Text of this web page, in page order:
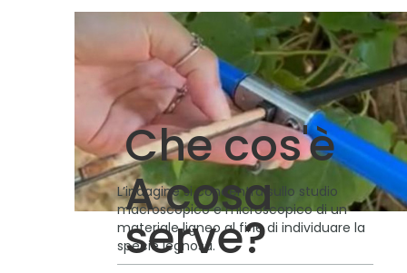
Che cos'è
L’indagine si concentra sullo studio
macroscopico e microscopico di un
materiale ligneo al fine di individuare la
specie legnosa.
A cosa
serve?